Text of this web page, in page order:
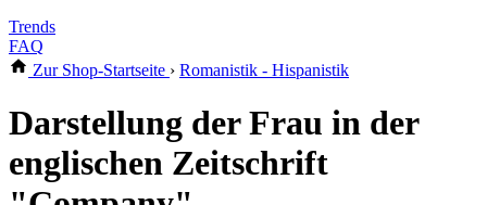
Trends
FAQ
Zur Shop-Startseite › Romanistik - Hispanistik
Darstellung der Frau in der
englischen Zeitschrift